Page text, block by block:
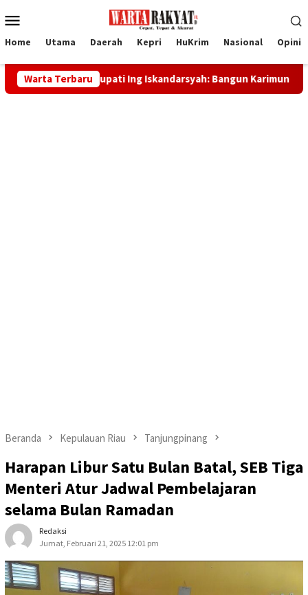
ke
Mobile
Home Utama Daerah Kepri HuKrim Nasional Opini
Warta Terbaru
RI, Bupati Ing Iskandarsyah: Bangun Karimun dengan
Beranda Kepulauan Riau Tanjungpinang
Harapan Libur Satu Bulan Batal, SEB Tiga
Menteri Atur Jadwal Pembelajaran
selama Bulan Ramadan
Redaksi
Jumat, Februari 21, 2025 12:01 pm